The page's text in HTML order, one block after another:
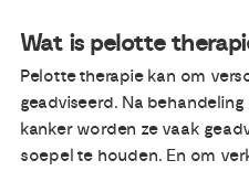
Wat is pelotte
Pelotte therapie kan om
geadviseerd. Na
kanker worden ze vaak
soepel te houden. En om